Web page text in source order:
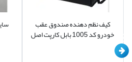
کیف نظم دهنده صندوق عقب
خودرو کد 1005 بابل کارپت اصل